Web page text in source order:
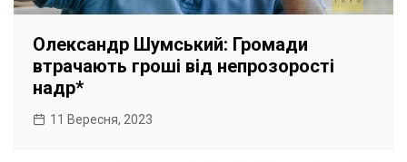
Олександр Шумський: Громади
втрачають гроші від непрозорості
надр*
11 Вересня, 2023